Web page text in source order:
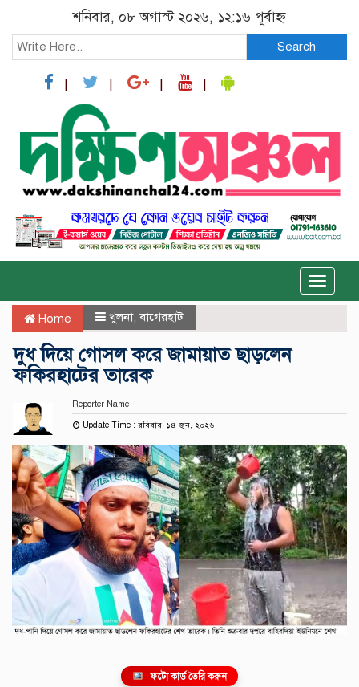
শনিবার, ০৮ অগাস্ট ২০২৬, ১২:১৬ পূর্বাহ্ন
Search
Toggle
Home খুলনা,বাগেরহাট
দুধ দিয়ে গোসল করে জামায়াত ছাড়লেন
ফকিরহাটের তারেক
Reporter Name
Update Time : রবিবার, ১৪ জুন, ২০২৬
ফটো কার্ড তৈরি করুন